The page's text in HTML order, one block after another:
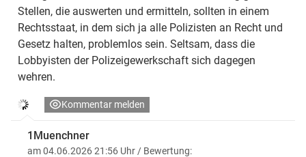
Stellen, die auswerten und ermitteln, sollten in einem
Rechtsstaat, in dem sich ja alle Polizisten an Recht und
Gesetz halten, problemlos sein. Seltsam, dass die
Lobbyisten der Polizeigewerkschaft sich dagegen
wehren.
Kommentar melden
1Muenchner
am 04.06.2026 21:56 Uhr / Bewertung: